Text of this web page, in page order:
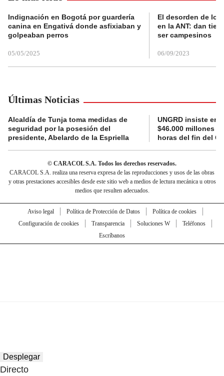
Indignación en Bogotá por guardería
canina en Engativá donde asfixiaban y
golpeaban perros
05/05/2025
El desorden de
en la ANT: dan
ser campesinos
06/09/2023
Últimas Noticias
Alcaldía de Tunja toma medidas de
seguridad por la posesión del
presidente, Abelardo de la Espriella
UNGRD insiste en
$46.000 millones
horas del fin del
© CARACOL S.A. Todos los derechos reservados.
CARACOL S.A. realiza una reserva expresa de las reproducciones y usos de las obras
y otras prestaciones accesibles desde este sitio web a medios de lectura mecánica u otros
medios que resulten adecuados.
Aviso legal Política de Protección de Datos
Política de cookies
Configuración de cookies
Transparencia Soluciones W
Teléfonos
Escríbanos
Desplegar
Directo